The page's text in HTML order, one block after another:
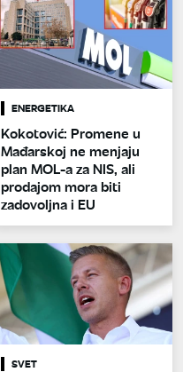
ENERGETIKA
Kokotović: Promene u
Mađarskoj ne menjaju
plan MOL-a za NIS, ali
prodajom mora biti
zadovoljna i EU
SVET